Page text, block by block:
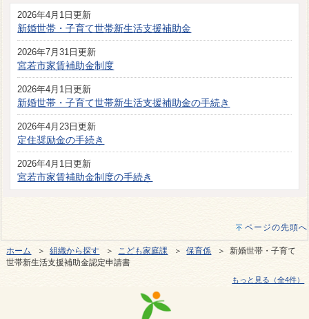
2026年4月1日更新
新婚世帯・子育て世帯新生活支援補助金
2026年7月31日更新
宮若市家賃補助金制度
2026年4月1日更新
新婚世帯・子育て世帯新生活支援補助金の手続き
2026年4月23日更新
定住奨励金の手続き
2026年4月1日更新
宮若市家賃補助金制度の手続き
ページの先頭へ
ホーム ＞組織から探す ＞ こども家庭課 ＞保育係 ＞ 新婚世帯・子育て
世帯新生活支援補助金認定申請書
もっと見る（全4件）